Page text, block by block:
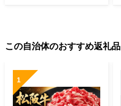
この自治体のおすすめ返礼品
1